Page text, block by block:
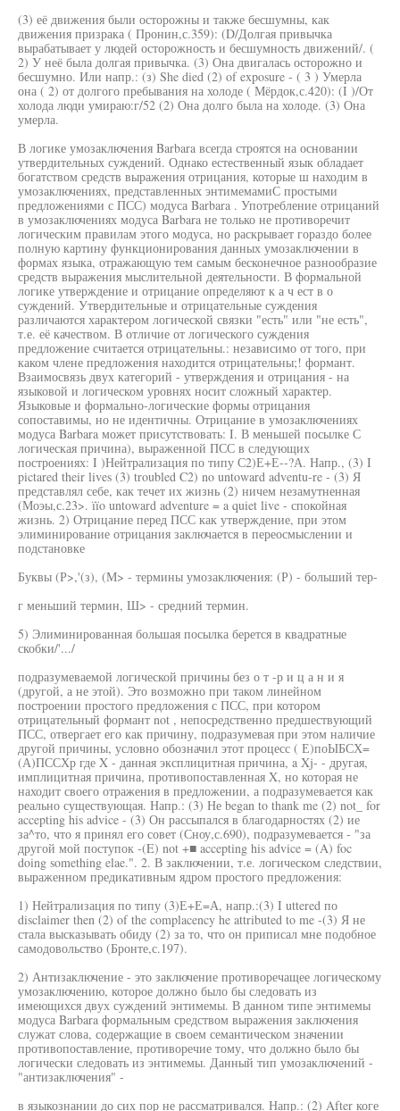
(3) её движения были осторожны и также бесшумны, как
движения призрака ( Пронин,с.359): (D/Долгая привычка
вырабатывает у людей осторожность и бесшумность движений/. (
2) У неё была долгая привычка. (3) Она двигалась осторожно и
бесшумно. Или напр.: (з) She died (2) of exposure - ( 3 ) Умерла
она ( 2) от долгого пребывания на холоде ( Мёрдок,с.420): (I )/От
холода люди умираю:г/52 (2) Она долго была на холоде. (3) Она
умерла.
В логике умозаключения Barbara всегда строятся на основании
утвердительных суждений. Однако естественный язык обладает
богатством средств выражения отрицания, которые ш находим в
умозаключениях, представленных энтимемамиС простыми
предложениями с ПСС) модуса Barbara . Употребление отрицаний
в умозаключениях модуса Barbara не только не противоречит
логическим правилам этого модуса, но раскрывает гораздо более
полную картину функционирования данных умозаключении в
формах языка, отражающую тем самым бесконечное разнообразие
средств выражения мыслительной деятельности. В формальной
логике утверждение и отрицание определяют к а ч ест в о
суждений. Утвердительные и отрицательные суждения
различаются характером логической связки "есть" или "не есть",
т.е. её качеством. В отличие от логического суждения
предложение считается отрицательны.: независимо от того, при
каком члене предложения находится отрицательны;! формант.
Взаимосвязь двух категорий - утверждения и отрицания - на
языковой и логическом уровнях носит сложный характер.
Языковые и формально-логические формы отрицания
сопоставимы, но не идентичны. Отрицание в умозаключениях
модуса Barbara может присутствовать: I. В меньшей посылке С
логическая причина), выраженной ПСС в следующих
построениях: I )Нейтрализация по типу С2)Е+Е--?А. Напр., (3) I
pictared their lives (3) troubled C2) no untoward adventu-re - (3) Я
представлял себе, как течет их жизнь (2) ничем незамутненная
(Моэы,с.23>. ïïo untoward adventure = a quiet live - спокойная
жизнь. 2) Отрицание перед ПСС как утверждение, при этом
элиминирование отрицания заключается в переосмыслении и
подстановке
Буквы (Р>,'(з), (М> - термины умозаключения: (Р) - больший тер-
г меньший термин, Ш> - средний термин.
5) Элиминированная большая посылка берется в квадратные
скобки/'.../
подразумеваемой логической причины без о т -р и ц а н и я
(другой, а не этой). Это возможно при таком линейном
построении простого предложения с ПСС, при котором
отрицательный формант not , непосредственно предшествующий
ПСС, отвергает его как причину, подразумевая при этом наличие
другой причины, условно обозначил этот процесс ( Е)поЫБСХ=
(А)ПССХр где X - данная эксплицитная причина, a Xj- - другая,
имплицитная причина, противопоставленная X, но которая не
находит своего отражения в предложении, а подразумевается как
реально существующая. Напр.: (3) Не began to thank me (2) not_ for
accepting his advice - (3) Он рассыпался в благодарностях (2) ие
за^то, что я принял его совет (Сноу,с.690), подразумевается - "за
другой мой поступок -(E) not +■ accepting his advice = (A) foc
doing something elae.". 2. В заключении, т.е. логическом следствии,
выраженном предикативным ядром простого предложения:
1) Нейтрализация по типу (3)Е+Е=А, напр.:(3) I uttered по
disclaimer then (2) of the complacency he attributed to me -(3) Я не
стала высказывать обиду (2) за то, что он приписал мне подобное
самодовольство (Бронте,с.197).
2) Антизаключение - это заключение противоречащее логическому
умозаключению, которое должно было бы следовать из
имеющихся двух суждений энтимемы. В данном типе энтимемы
модуса Barbara формальным средством выражения заключения
служат слова, содержащие в своем семантическом значении
противопоставление, противоречие тому, что должно было бы
логически следовать из энтимемы. Данный тип умозаключений -
"антизаключения" -
в языкознании до сих пор не рассматривался. Напр.: (2) After коге